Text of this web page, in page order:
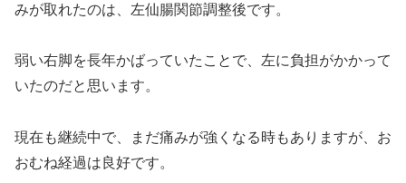
みが取れたのは、左仙腸関節調整後です。
弱い右脚を長年かばっていたことで、左に負担がかかって
いたのだと思います。
現在も継続中で、まだ痛みが強くなる時もありますが、お
おむね経過は良好です。